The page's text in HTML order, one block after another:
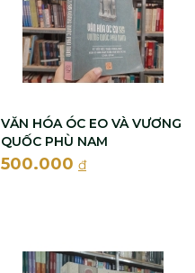
VĂN HÓA ÓC EO VÀ VƯƠNG
QUỐC PHÙ NAM
500.000 đ